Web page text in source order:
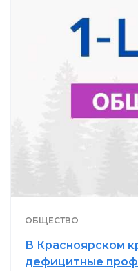
ОБЩЕСТВО
В Красноярском
дефицитные